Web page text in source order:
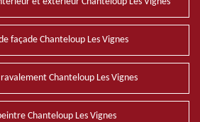
façade Chanteloup Les Vignes
Chanteloup Les Vignes
Chanteloup Les Vignes